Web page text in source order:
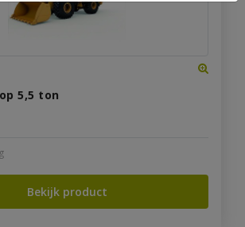
5,5 ton
Bekijk product